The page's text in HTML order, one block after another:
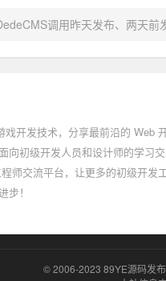
调用昨天发布、两天
开发技术，分享最前沿的 Web
向初级开发人员和设计师的学习
师交流平台，让更多的初级开发
！
© 2006-2023 89YE源码发